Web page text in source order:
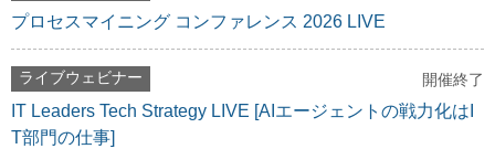
プロセスマイニング コンファレンス 2026 LIVE
ライブウェビナー 開催終了
IT Leaders Tech Strategy LIVE [AIエージェントの戦力化はI
T部門の仕事]